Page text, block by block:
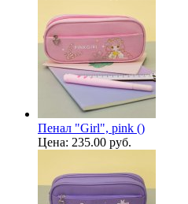
Пенал "Girl", pink ()
Цена: 235.00 руб.